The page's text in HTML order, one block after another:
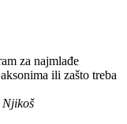
za najmlađe
ili zašto treba
Njikoš